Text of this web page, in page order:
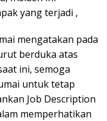
yang terjadi ,
mengatakan pada
berduka atas
ini, semoga
untuk tetap
Job Description
memperhatikan